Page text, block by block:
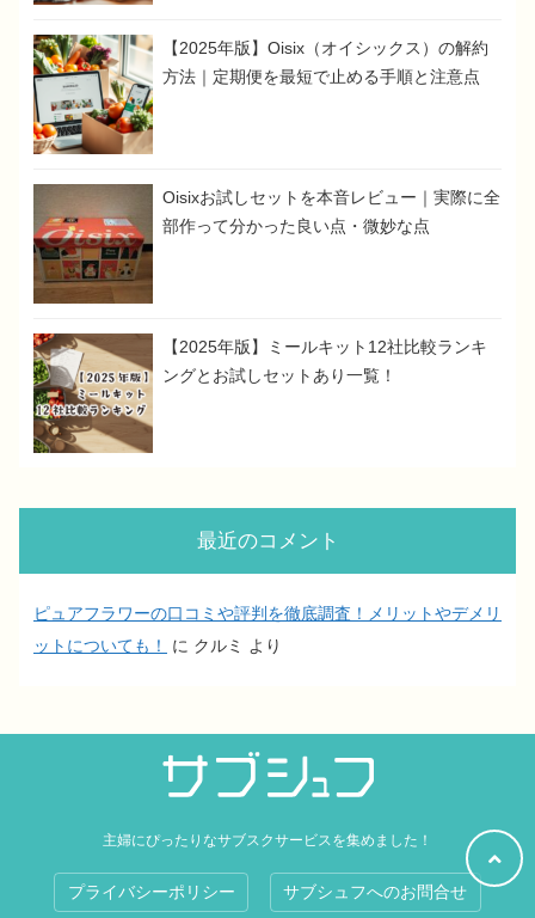
【2025年版】Oisix（オイシックス）の解約
方法｜定期便を最短で止める手順と注意点
Oisixお試しセットを本音レビュー｜実際に全
部作って分かった良い点・微妙な点
【2025年版】ミールキット12社比較ランキ
ングとお試しセットあり一覧！
最近のコメント
ピュアフラワーの口コミや評判を徹底調査！メリットやデメリ
ットについても！
に クルミ より
主婦にぴったりなサブスクサービスを集めました！
プライバシーポリシー サブシュフへのお問合せ